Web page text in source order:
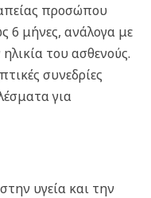
προσώπου
6 μήνες, ανάλογα με
του ασθενούς.
συνεδρίες
για
υγεία και την